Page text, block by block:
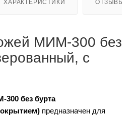
ХАРАКТЕРИСТИКИ ОТЗЫВЫ
МИМ-300 без
с
без бурта
предназначен для